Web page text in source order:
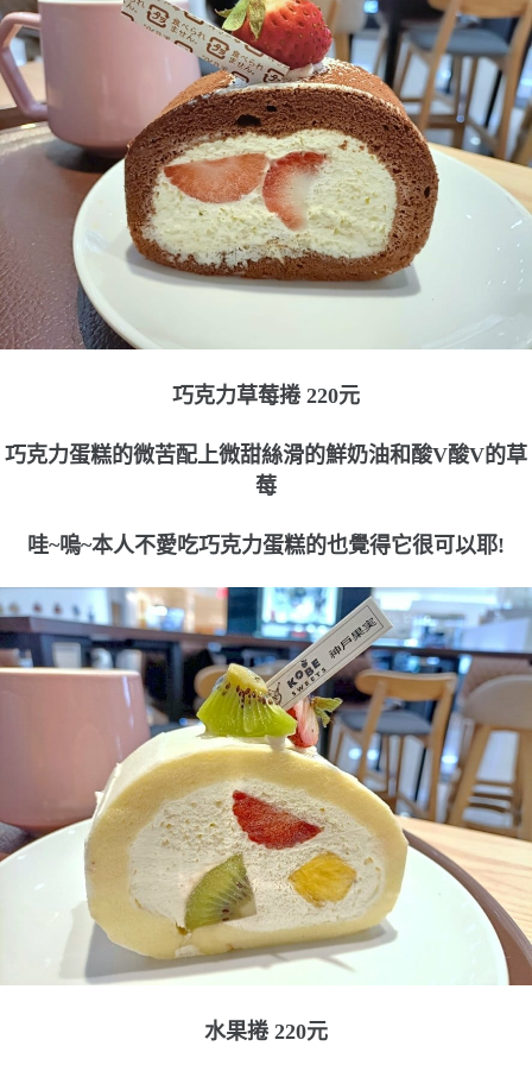
巧克力草莓捲 220元
巧克力蛋糕的微苦配上微甜絲滑的鮮奶油和酸V酸V的草
莓
哇~嗚~本人不愛吃巧克力蛋糕的也覺得它很可以耶!
水果捲 220元